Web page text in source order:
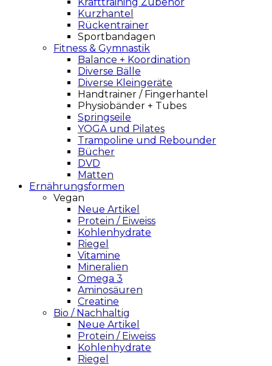
Kurzhantel
Rückentrainer
Sportbandagen
Fitness & Gymnastik
Balance + Koordination
Diverse Bälle
Diverse Kleingeräte
Handtrainer / Fingerhantel
Physiobänder + Tubes
Springseile
YOGA und Pilates
Trampoline und Rebounder
Bücher
DVD
Matten
Ernährungsformen
Vegan
Neue Artikel
Protein / Eiweiss
Kohlenhydrate
Riegel
Vitamine
Mineralien
Omega 3
Aminosäuren
Creatine
Bio / Nachhaltig
Neue Artikel
Protein / Eiweiss
Kohlenhydrate
Riegel